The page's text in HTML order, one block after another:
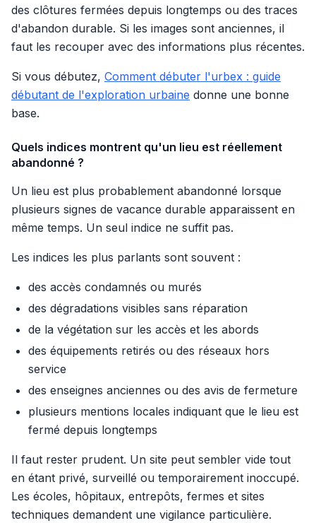
des clôtures fermées depuis longtemps ou des traces
d'abandon durable. Si les images sont anciennes, il
faut les recouper avec des informations plus récentes.
Si vous débutez, Comment débuter l'urbex : guide
débutant de l'exploration urbaine donne une bonne
base.
Quels indices montrent qu'un lieu est réellement
abandonné ?
Un lieu est plus probablement abandonné lorsque
plusieurs signes de vacance durable apparaissent en
même temps. Un seul indice ne suffit pas.
Les indices les plus parlants sont souvent :
des accès condamnés ou murés
des dégradations visibles sans réparation
de la végétation sur les accès et les abords
des équipements retirés ou des réseaux hors
service
des enseignes anciennes ou des avis de fermeture
plusieurs mentions locales indiquant que le lieu est
fermé depuis longtemps
Il faut rester prudent. Un site peut sembler vide tout
en étant privé, surveillé ou temporairement inoccupé.
Les écoles, hôpitaux, entrepôts, fermes et sites
techniques demandent une vigilance particulière.